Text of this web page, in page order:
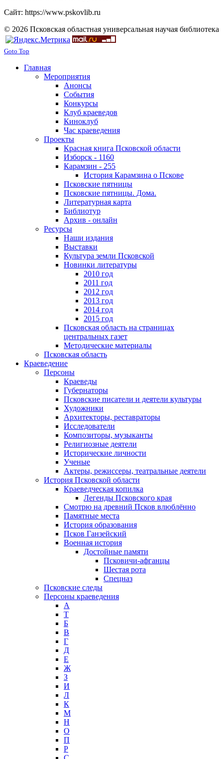
Сайт: https://www.pskovlib.ru
© 2026 Псковская областная универсальная научая библиотека
Goto Top
Главная
Мероприятия
Анонсы
События
Конкурсы
Клуб краеведов
Киноклуб
Час краеведения
Проекты
Красная книга Псковской области
Изборск - 1160
Карамзин - 255
История Карамзина о Пскове
Псковские пятницы
Псковские пятницы. Дома.
Литературная карта
Библиотур
Архив - онлайн
Ресурсы
Наши издания
Выставки
Культура земли Псковской
Новинки литературы
2010 год
2011 год
2012 год
2013 год
2014 год
2015 год
Псковская область на страницах
центральных газет
Методические материалы
Псковская область
Краеведение
Персоны
Краеведы
Губернаторы
Псковские писатели и деятели культуры
Художники
Архитекторы, реставраторы
Исследователи
Композиторы, музыканты
Религиозные деятели
Исторические личности
Ученые
Актеры, режиссеры, театральные деятели
История Псковской области
Краеведческая копилка
Легенды Псковского края
Смотрю на древний Псков влюблённо
Памятные места
История образования
Псков Ганзейский
Военная история
Достойные памяти
Псковичи-афганцы
Шестая рота
Спецназ
Псковские следы
Персоны краеведения
А
T
Б
В
Г
Д
Е
Ж
З
И
Л
К
М
Н
О
П
Р